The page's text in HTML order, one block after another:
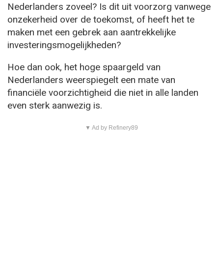
Nederlanders zoveel? Is dit uit voorzorg vanwege
onzekerheid over de toekomst, of heeft het te
maken met een gebrek aan aantrekkelijke
investeringsmogelijkheden?
Hoe dan ook, het hoge spaargeld van
Nederlanders weerspiegelt een mate van
financiële voorzichtigheid die niet in alle landen
even sterk aanwezig is.
▼ Ad by Refinery89